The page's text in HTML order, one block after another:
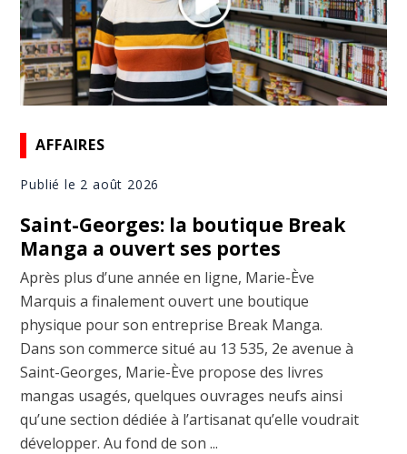
AFFAIRES
Publié le 2 août 2026
Saint-Georges: la boutique Break
Manga a ouvert ses portes
Après plus d’une année en ligne, Marie-Ève
Marquis a finalement ouvert une boutique
physique pour son entreprise Break Manga.
Dans son commerce situé au 13 535, 2e avenue à
Saint-Georges, Marie-Ève propose des livres
mangas usagés, quelques ouvrages neufs ainsi
qu’une section dédiée à l’artisanat qu’elle voudrait
développer. Au fond de son ...